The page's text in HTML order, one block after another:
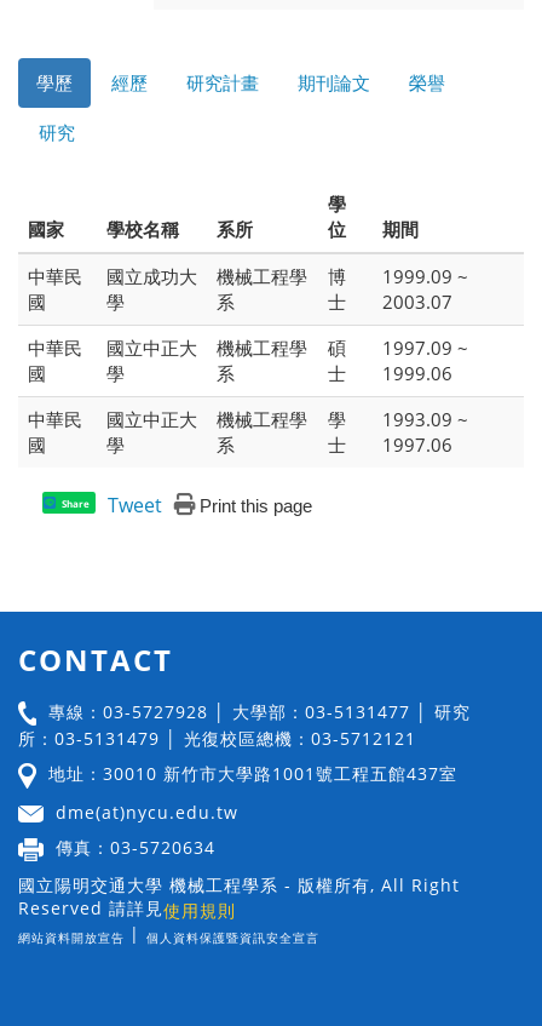
學歷 經歷 研究計畫 期刊論文 榮譽
研究
國家 學校名稱 系所
學
位
期間
中華民
國
國立成功大
學
機械工程學
系
博
士
1999.09 ~
2003.07
中華民
國
國立中正大
學
機械工程學
系
碩
士
1997.09 ~
1999.06
中華民
國
國立中正大
學
機械工程學
系
學
士
1993.09 ~
1997.06
Share Tweet Print this page
CONTACT
專線：03-5727928 │ 大學部：03-5131477 │ 研究
所：03-5131479 │ 光復校區總機：03-5712121
地址：30010 新竹市大學路1001號工程五館437室
dme(at)nycu.edu.tw
傳真：03-5720634
國立陽明交通大學 機械工程學系 - 版權所有, All Right
Reserved 請詳見使用規則
網站資料開放宣告 | 個人資料保護暨資訊安全宣言